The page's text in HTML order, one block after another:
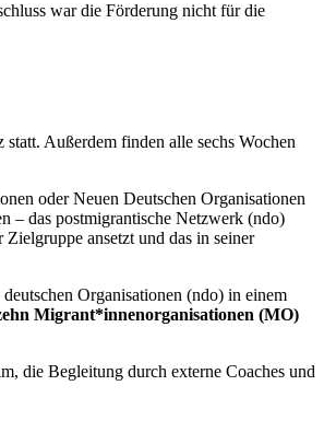
war die Förderung nicht für die
Außerdem finden alle sechs Wochen
oder Neuen Deutschen Organisationen
– das postmigrantische Netzwerk (ndo)
ansetzt und das in seiner
Organisationen (ndo) in einem
Migrant*innenorganisationen (MO)
die Begleitung durch externe Coaches und